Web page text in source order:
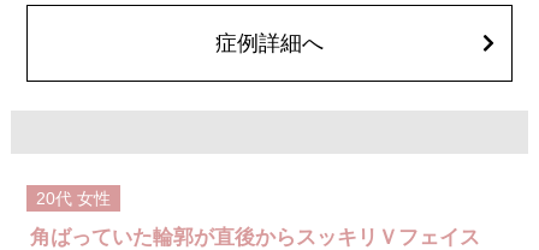
費用：1部位 184,800円(税込)
オプション：笑気麻酔 3,300円(税込)
症例詳細へ
20代 女性
角ばっていた輪郭が直後からスッキリＶフェイス